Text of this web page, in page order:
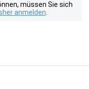
müssen Sie sich
anmelden